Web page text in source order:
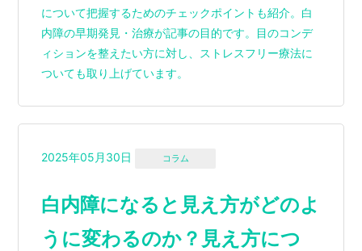
について把握するためのチェックポイントも紹介。白
内障の早期発見・治療が記事の目的です。目のコンデ
ィションを整えたい方に対し、ストレスフリー療法に
ついても取り上げています。
2025年05月30日 コラム
白内障になると見え方がどのよ
うに変わるのか？見え方につ